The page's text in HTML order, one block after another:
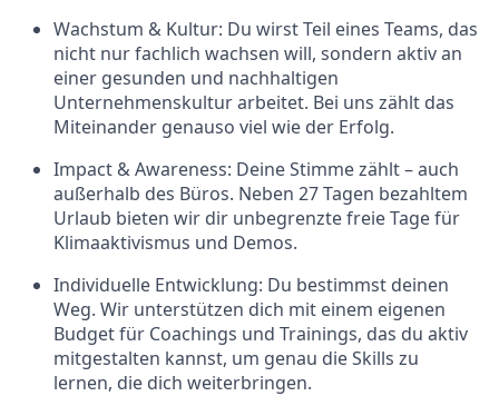
Wachstum & Kultur: Du wirst Teil eines Teams, das
nicht nur fachlich wachsen will, sondern aktiv an
einer gesunden und nachhaltigen
Unternehmenskultur arbeitet. Bei uns zählt das
Miteinander genauso viel wie der Erfolg.
Impact & Awareness: Deine Stimme zählt – auch
außerhalb des Büros. Neben 27 Tagen bezahltem
Urlaub bieten wir dir unbegrenzte freie Tage für
Klimaaktivismus und Demos.
Individuelle Entwicklung: Du bestimmst deinen
Weg. Wir unterstützen dich mit einem eigenen
Budget für Coachings und Trainings, das du aktiv
mitgestalten kannst, um genau die Skills zu
lernen, die dich weiterbringen.